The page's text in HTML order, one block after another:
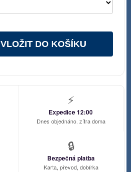
VLOŽIT DO KOŠÍKU
⚡
Expedice 12:00
Dnes objednáno, zítra doma
🔒
Bezpečná platba
Karta, převod, dobírka